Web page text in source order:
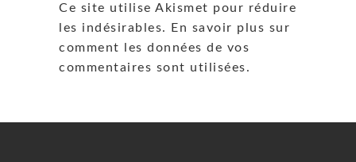
Ce site utilise Akismet pour réduire
les indésirables.
En savoir plus sur
comment les données de vos
commentaires sont utilisées.